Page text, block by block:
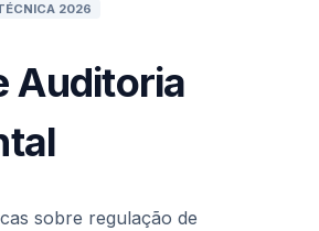
2026
Auditoria
sobre regulação de